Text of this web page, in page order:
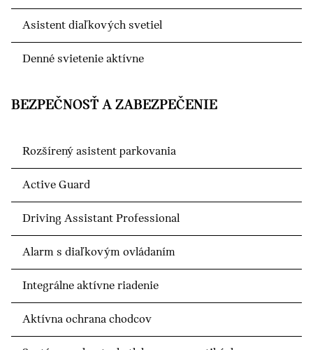
Asistent diaľkových svetiel
Denné svietenie aktívne
BEZPEČNOSŤ A ZABEZPEČENIE
Rozšírený asistent parkovania
Active Guard
Driving Assistant Professional
Alarm s diaľkovým ovládaním
Integrálne aktívne riadenie
Aktívna ochrana chodcov